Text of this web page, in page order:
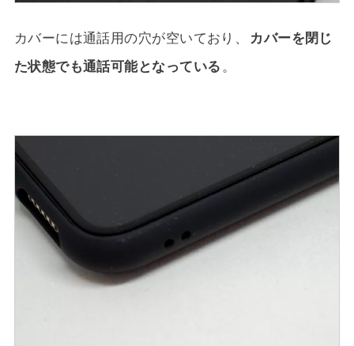
カバーには通話用の穴が空いており、
カバーを閉じ
た状態でも通話可能となっている 。